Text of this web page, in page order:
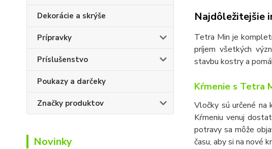
Dekorácie a skrýše
Prípravky
Príslušenstvo
Poukazy a darčeky
Značky produktov
Novinky
Najdôležitejšie
Tetra Min je
príjem všetkých
stavbu kostry a
Kŕmenie s Tetra
Vločky sú určené na
Kŕmeniu venuj
potravy sa môže
času, aby si na nové